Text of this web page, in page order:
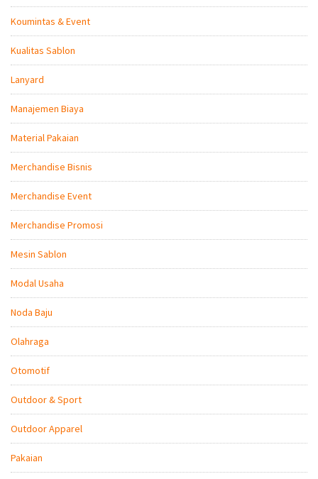
Koumintas & Event
Kualitas Sablon
Lanyard
Manajemen Biaya
Material Pakaian
Merchandise Bisnis
Merchandise Event
Merchandise Promosi
Mesin Sablon
Modal Usaha
Noda Baju
Olahraga
Otomotif
Outdoor & Sport
Outdoor Apparel
Pakaian